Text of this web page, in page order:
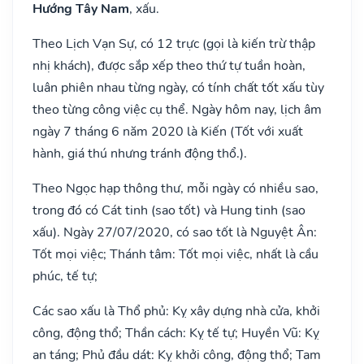
Hướng Tây Nam, xấu.
Theo Lịch Vạn Sự, có 12 trực (gọi là kiến trừ thập
nhị khách), được sắp xếp theo thứ tự tuần hoàn,
luân phiên nhau từng ngày, có tính chất tốt xấu tùy
theo từng công việc cụ thể. Ngày hôm nay, lịch âm
ngày 7 tháng 6 năm 2020 là Kiến (Tốt với xuất
hành, giá thú nhưng tránh động thổ.).
Theo Ngọc hạp thông thư, mỗi ngày có nhiều sao,
trong đó có Cát tinh (sao tốt) và Hung tinh (sao
xấu). Ngày 27/07/2020, có sao tốt là Nguyệt Ân:
Tốt mọi việc; Thánh tâm: Tốt mọi việc, nhất là cầu
phúc, tế tự;
Các sao xấu là Thổ phủ: Kỵ xây dựng nhà cửa, khởi
công, động thổ; Thần cách: Kỵ tế tự; Huyền Vũ: Kỵ
an táng; Phủ đầu dát: Kỵ khởi công, động thổ; Tam